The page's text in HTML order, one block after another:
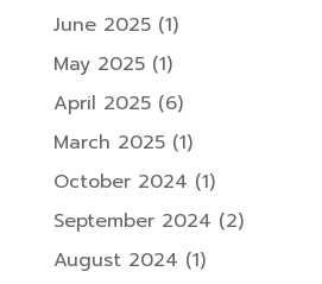
June 2025(1)
May 2025(1)
April 2025(6)
March 2025(1)
October 2024 (1)
September 2024 (2)
August 2024 (1)